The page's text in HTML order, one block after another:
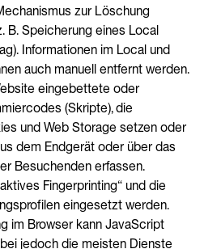
zur Löschung
B. Speicherung eines Local
Informationen im Local und
auch manuell entfernt werden.
eingebettete oder
(Skripte), die
und Web Storage setzen oder
dem Endgerät oder über das
Besuchenden erfassen.
Fingerprinting“ und die
eingesetzt werden.
im Browser kann JavaScript
jedoch die meisten Dienste